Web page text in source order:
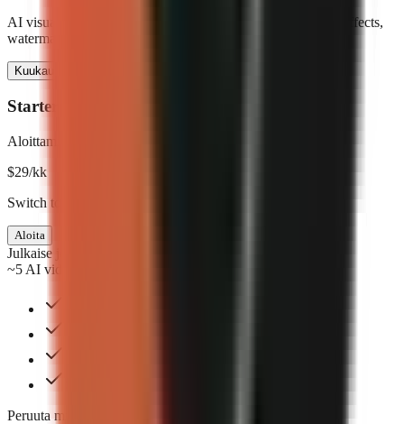
AI visuals, voiceover, animated captions, music and sound effects,
watermark-free 720p, and direct social publishing.
Kuukausittain
Starter
Aloittamiseen
$29/kk
Switch to annual & save $58
Aloita
Julkaise joka viikko
~5 AI videos/mo
Peruuta milloin tahansa. Ei sopimuksia.